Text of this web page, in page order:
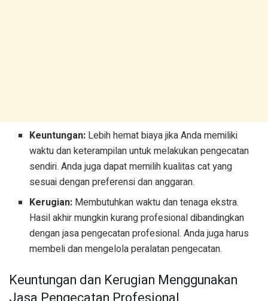
Keuntungan: Lebih hemat biaya jika Anda memiliki
waktu dan keterampilan untuk melakukan pengecatan
sendiri. Anda juga dapat memilih kualitas cat yang
sesuai dengan preferensi dan anggaran.
Kerugian: Membutuhkan waktu dan tenaga ekstra.
Hasil akhir mungkin kurang profesional dibandingkan
dengan jasa pengecatan profesional. Anda juga harus
membeli dan mengelola peralatan pengecatan.
Keuntungan dan Kerugian Menggunakan